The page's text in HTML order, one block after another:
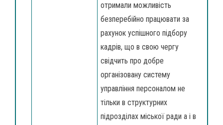
отримали можливість
безперебійно працювати за
рахунок успішного підбору
кадрів, що в свою чергу
свідчить про добре
організовану систему
управління персоналом не
тільки в структурних
підрозділах міської ради а і в